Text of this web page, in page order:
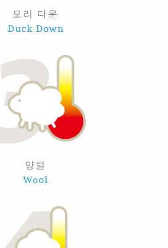
오리 다운
Duck Down
양털
Wool